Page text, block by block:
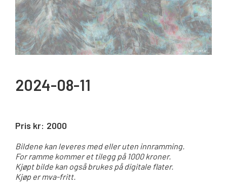
2024-08-11
Pris kr: 2000
Bildene kan leveres med eller uten innramming.
For ramme kommer et tilegg på 1000 kroner.
Kjøpt bilde kan også brukes på digitale flater.
Kjøp er mva-fritt.